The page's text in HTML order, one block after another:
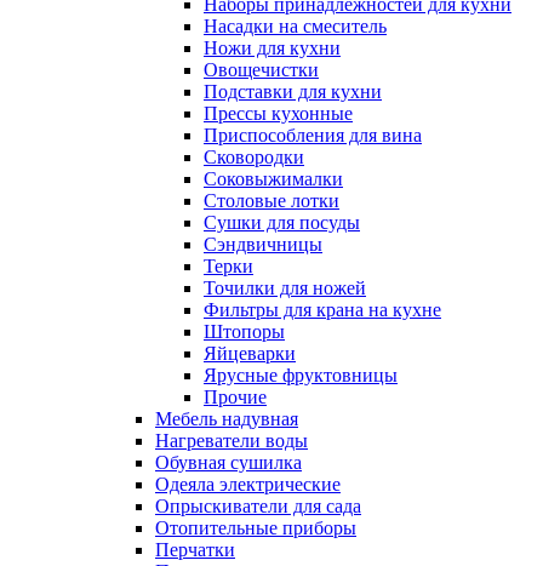
Наборы принадлежностей для кухни
Насадки на смеситель
Ножи для кухни
Овощечистки
Подставки для кухни
Прессы кухонные
Приспособления для вина
Сковородки
Соковыжималки
Столовые лотки
Сушки для посуды
Сэндвичницы
Терки
Точилки для ножей
Фильтры для крана на кухне
Штопоры
Яйцеварки
Ярусные фруктовницы
Прочие
Мебель надувная
Нагреватели воды
Обувная сушилка
Одеяла электрические
Опрыскиватели для сада
Отопительные приборы
Перчатки